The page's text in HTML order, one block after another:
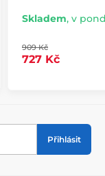
některé části.
náhled.
cm.
(4 pruhy),
Skladem, v
909 Kč
727 Kč
Přihlásit